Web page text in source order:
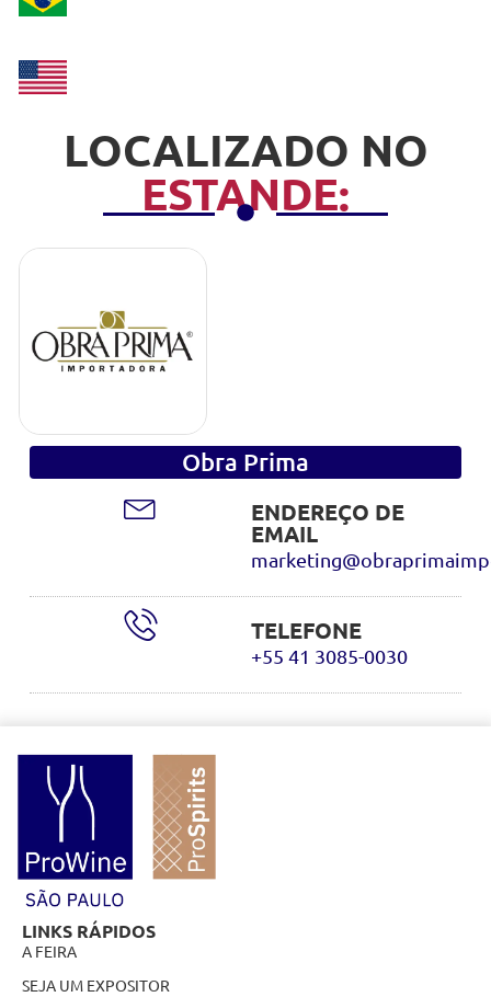
LOCALIZADO NO
ESTANDE:
Obra Prima
ENDEREÇO DE
EMAIL
TELEFONE
+55 41 3085-0030
LINKS RÁPIDOS
A FEIRA
SEJA UM EXPOSITOR